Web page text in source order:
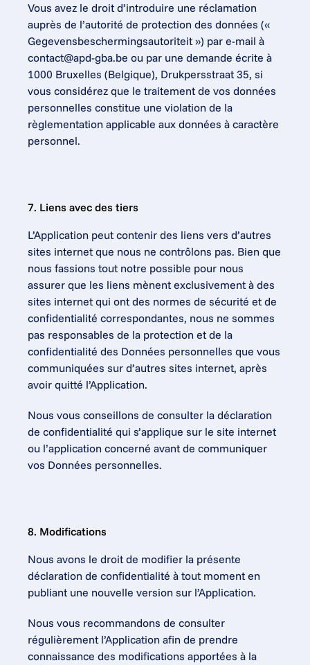
Vous avez le droit d’introduire une réclamation
auprès de l’autorité de protection des données («
contact@apd-gba.be ou par une demande écrite à
1000 Bruxelles (Belgique), Drukpersstraat 35, si
vous considérez que le traitement de vos données
personnelles constitue une violation de la
règlementation applicable aux données à caractère
personnel.
7. Liens avec des tiers
L’Application peut contenir des liens vers d’autres
sites internet que nous ne contrôlons pas. Bien que
nous fassions tout notre possible pour nous
assurer que les liens mènent exclusivement à des
sites internet qui ont des normes de sécurité et de
confidentialité correspondantes, nous ne sommes
pas responsables de la protection et de la
confidentialité des Données personnelles que vous
communiquées sur d’autres sites internet, après
avoir quitté l’Application.
Nous vous conseillons de consulter la déclaration
de confidentialité qui s’applique sur le site internet
ou l’application concerné avant de communiquer
vos Données personnelles.
8. Modifications
Nous avons le droit de modifier la présente
déclaration de confidentialité à tout moment en
publiant une nouvelle version sur l’Application.
Nous vous recommandons de consulter
régulièrement l’Application afin de prendre
connaissance des modifications apportées à la